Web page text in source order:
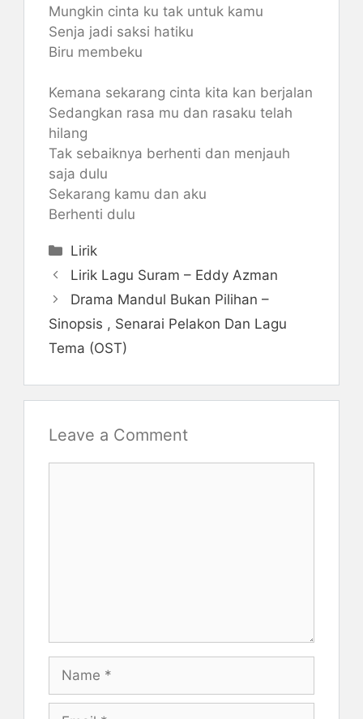
Mungkin cinta ku tak untuk kamu
Senja jadi saksi hatiku
Biru membeku
Kemana sekarang cinta kita kan berjalan
Sedangkan rasa mu dan rasaku telah
hilang
Tak sebaiknya berhenti dan menjauh
saja dulu
Sekarang kamu dan aku
Berhenti dulu
Categories
Lirik
Lirik Lagu Suram – Eddy Azman
Drama Mandul Bukan Pilihan –
Sinopsis , Senarai Pelakon Dan Lagu
Tema (OST)
Leave a Comment
Name
Email